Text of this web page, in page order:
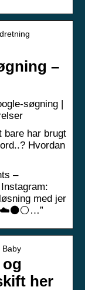
–
søgning |
har brugt
Hvordan
–
med jer
Baby
her